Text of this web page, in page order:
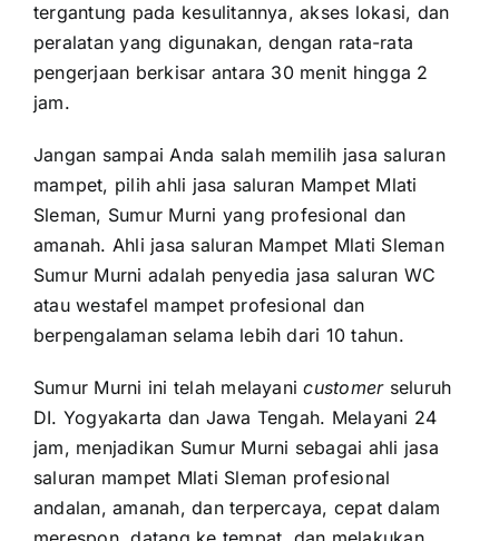
tergantung pada kesulitannya, akses lokasi, dan
peralatan yang digunakan, dengan rata-rata
pengerjaan berkisar antara 30 menit hingga 2
jam.
Jangan sampai Anda salah memilih jasa saluran
mampet, pilih ahli jasa saluran Mampet Mlati
Sleman, Sumur Murni yang profesional dan
amanah. Ahli jasa saluran Mampet Mlati Sleman
Sumur Murni adalah penyedia jasa saluran WC
atau westafel mampet profesional dan
berpengalaman selama lebih dari 10 tahun.
Sumur Murni ini telah melayanicustomerseluruh
DI. Yogyakarta dan Jawa Tengah. Melayani 24
jam, menjadikan Sumur Murni sebagai ahli jasa
saluran mampet Mlati Sleman profesional
andalan, amanah, dan terpercaya, cepat dalam